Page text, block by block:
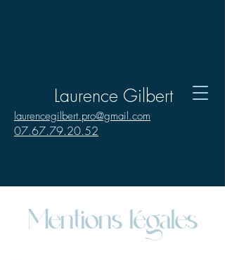
Laurence Gilbert
laurencegilbert.pro@gmail.com
07.67.79.20.52
Mentions légales